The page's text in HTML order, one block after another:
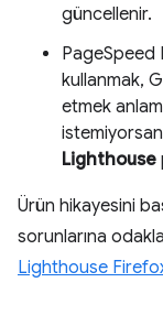
güncellenir.
PageSpeed
kullanmak,
etmek
Lighthouse
Ürün hikayesini
sorunlarına
Lighthouse Firefox